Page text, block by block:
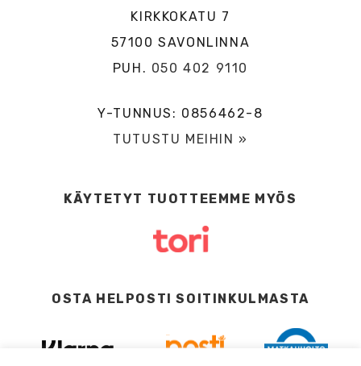
KIRKKOKATU 7
57100 SAVONLINNA
PUH. 050 402 9110
Y-TUNNUS: 0856462-8
TUTUSTU MEIHIN »
KÄYTETYT TUOTTEEMME MYÖS
OSTA HELPOSTI SOITINKULMASTA